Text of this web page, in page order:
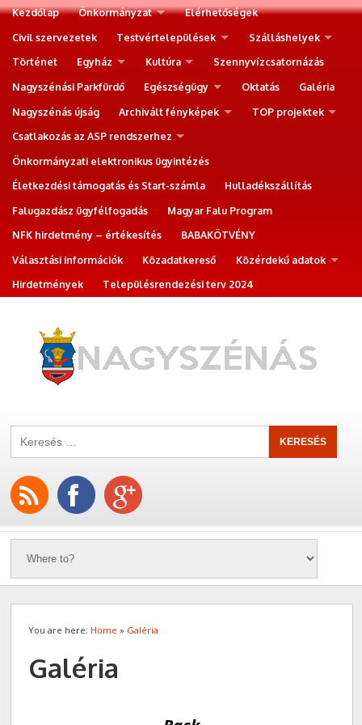
Kezdőlap Önkormányzat
Elérhetőségek
Civil szervezetek
Testvértelepülések
Szálláshelyek
Történet
Egyház Kultúra
Szennyvízcsatornázás
Nagyszénási Parkfürdő
Egészségügy Oktatás
Galéria
Nagyszénás újság
Archivált fényképek
TOP projektek
Csatlakozás az ASP rendszerhez
Önkormányzati elektronikus ügyintézés
Életkezdési támogatás és Start-számla
Hulladékszállítás
Falugazdász ügyfélfogadás
Magyar Falu Program
NFK hirdetmény – értékesítés
BABAKÖTVÉNY
Választási információk
Közadatkereső
Közérdekű adatok
Hirdetmények
Településrendezési terv 2024
You are here: Home » Galéria
Galéria